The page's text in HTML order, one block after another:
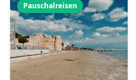
Pauschalreisen